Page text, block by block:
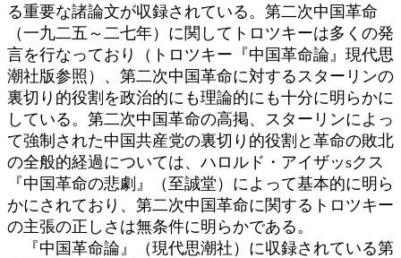
る重要な諸論文が収録されている。第二次中国革命
（一九二五～二七年）に関してトロツキーは多くの発
言を行なっており（トロツキー『中国革命論』現代思
潮社版参照）、第二次中国革命に対するスターリンの
裏切り的役割を政治的にも理論的にも十分に明らかに
している。第二次中国革命の高掲、スターリンによっ
て強制された中国共産党の裏切り的役割と革命の敗北
の全般的経過については、ハロルド・アイザッsクス
『中国革命の悲劇』（至誠堂）によって基本的に明ら
かにされており、第二次中国革命に関するトロツキー
の主張の正しさは無条件に明らかである。
『中国革命論』（現代思潮社）に収録されている第